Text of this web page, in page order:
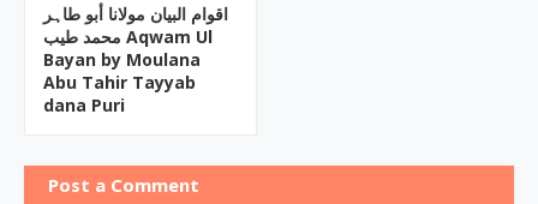
اقوام البیان مولانا أبو طاہر
محمد طیب Aqwam Ul
Bayan by Moulana
Abu Tahir Tayyab
dana Puri
Post a Comment